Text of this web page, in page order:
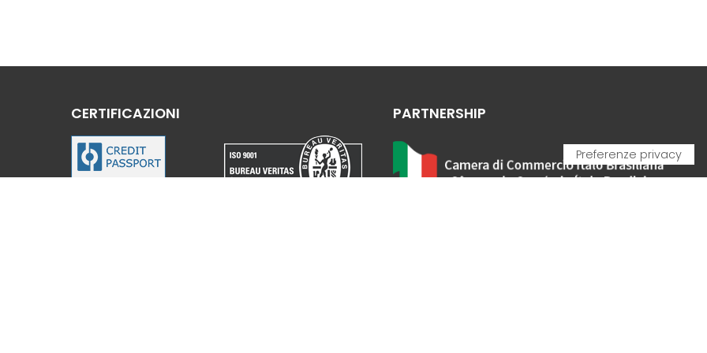
CERTIFICAZIONI PARTNERSHIP